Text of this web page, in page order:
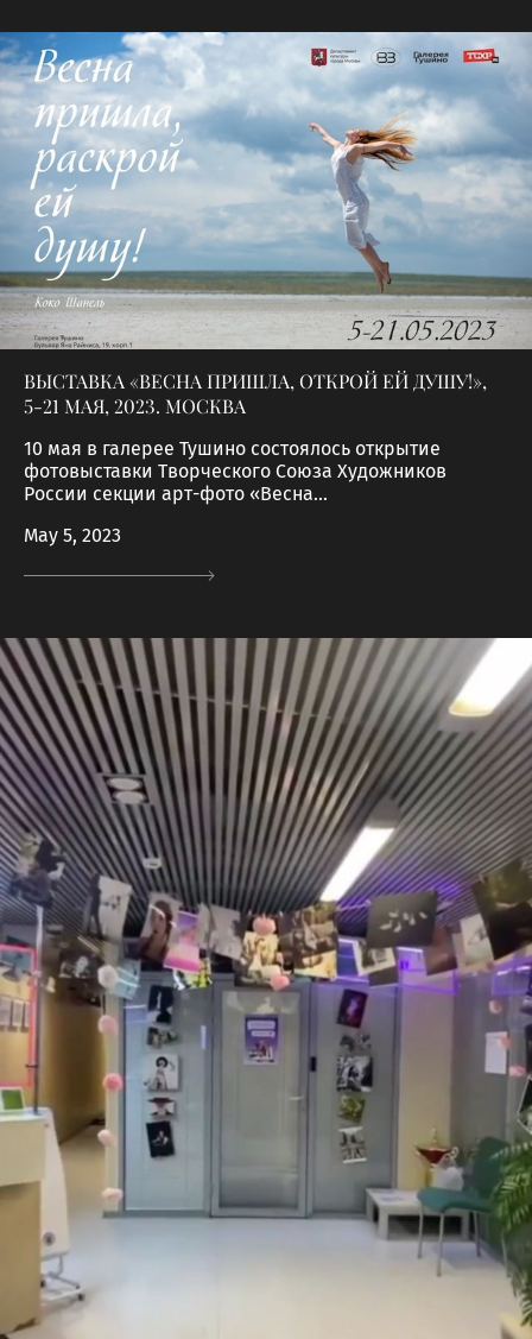
ВЫСТАВКА «ВЕСНА ПРИШЛА, ОТКРОЙ ЕЙ ДУШУ!»,
5-21 МАЯ, 2023. МОСКВА
10 мая в галерее Тушино состоялось открытие
фотовыставки Творческого Союза Художников
России секции арт-фото «Весна...
May 5, 2023